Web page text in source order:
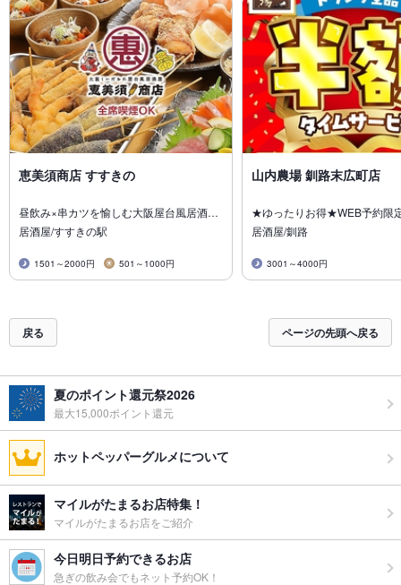
恵美須商店 すすきの
昼飲み×串カツを愉しむ大阪屋台風居酒…
居酒屋/すすきの駅
1501～2000円 501～1000円
山内農場 釧路末広町店
★ゆったりお得★WEB予約限
居酒屋/釧路
3001～4000円
戻る ページの先頭へ戻る
夏のポイント還元祭2026
最大15,000ポイント還元
ホットペッパーグルメについて
マイルがたまるお店特集！
マイルがたまるお店をご紹介
今日明日予約できるお店
急ぎの飲み会でもネット予約OK！